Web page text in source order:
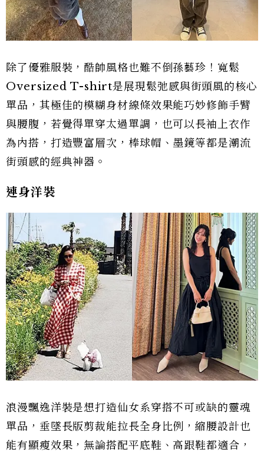
除了優雅服裝，酷帥風格也難不倒孫藝珍！寬鬆
Oversized T-shirt是展現鬆弛感與街頭風的核心
單品，其極佳的模糊身材線條效果能巧妙修飾手臂
與腰腹，若覺得單穿太過單調，也可以長袖上衣作
為內搭，打造豐富層次，棒球帽、墨鏡等都是潮流
街頭感的經典神器。
連身洋裝
浪漫飄逸洋裝是想打造仙女系穿搭不可或缺的靈魂
單品，垂墜長版剪裁能拉長全身比例，縮腰設計也
能有顯瘦效果，無論搭配平底鞋、高跟鞋都適合，